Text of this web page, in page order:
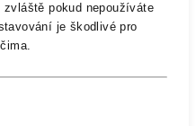
pokud nepoužíváte
je škodlivé pro